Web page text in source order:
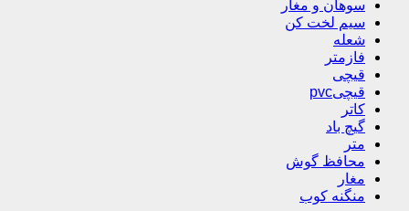
سوهان و مغار
سیم لخت کن
شعله
فازمتر
قیچی
قیچیpvc
کاتر
گیچ باد
متر
محافظ گوش
مغار
منگنه کوب